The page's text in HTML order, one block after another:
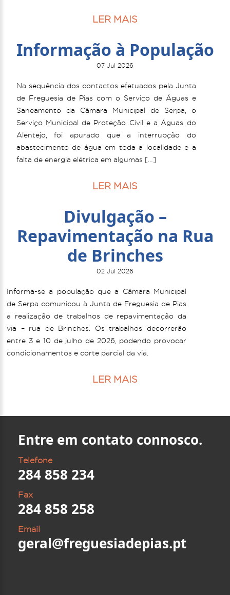
LER MAIS
Informação à População
07 Jul 2026
Na sequência dos contactos efetuados pela Junta
de Freguesia de Pias com o Serviço de Águas e
Saneamento da Câmara Municipal de Serpa, o
Serviço Municipal de Proteção Civil e a Águas do
Alentejo, foi apurado que a interrupção do
abastecimento de água em toda a localidade e a
falta de energia elétrica em algumas […]
LER MAIS
Divulgação –
Repavimentação na Rua
de Brinches
02 Jul 2026
Informa-se a população que a Câmara Municipal
de Serpa comunicou à Junta de Freguesia de Pias
a realização de trabalhos de repavimentação da
via – rua de Brinches. Os trabalhos decorrerão
entre 3 e 10 de julho de 2026, podendo provocar
condicionamentos e corte parcial da via.
LER MAIS
Entre em contato connosco.
Telefone
284 858 234
Fax
284 858 258
Email
geral@freguesiadepias.pt